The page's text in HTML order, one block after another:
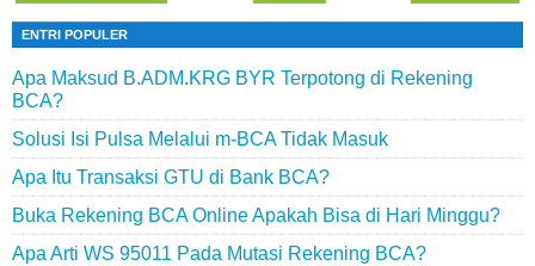
ENTRI POPULER
Apa Maksud B.ADM.KRG BYR Terpotong di Rekening
BCA?
Solusi Isi Pulsa Melalui m-BCA Tidak Masuk
Apa Itu Transaksi GTU di Bank BCA?
Buka Rekening BCA Online Apakah Bisa di Hari Minggu?
Apa Arti WS 95011 Pada Mutasi Rekening BCA?